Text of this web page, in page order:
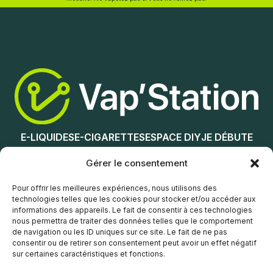
Gérer le consentement
Pour offrir les meilleures expériences, nous utilisons des
technologies telles que les cookies pour stocker et/ou accéder aux
informations des appareils. Le fait de consentir à ces technologies
nous permettra de traiter des données telles que le comportement
de navigation ou les ID uniques sur ce site. Le fait de ne pas
consentir ou de retirer son consentement peut avoir un effet négatif
sur certaines caractéristiques et fonctions.
Lire la suite
E-LIQUIDESE-CIGARETTESESPACE DIYJE DÉBUTE
NOS MAGASINS
Service client